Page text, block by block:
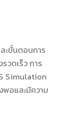
ะขั้นตอนการ
วดเร็ว การ
Simulation
อและมีความ